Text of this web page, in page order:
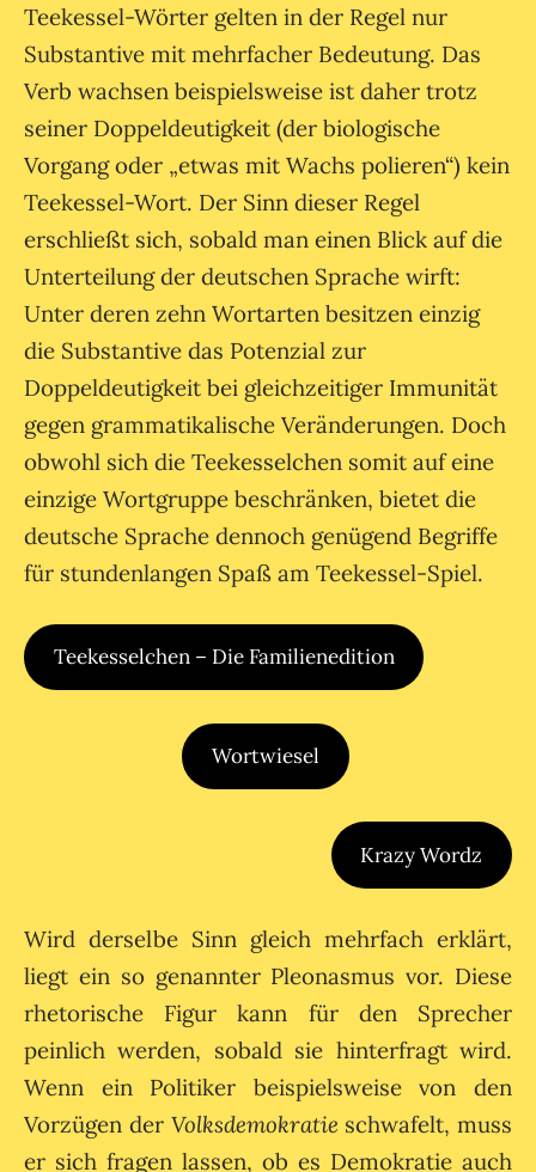
Teekessel-Wörter gelten in der Regel nur
Substantive mit mehrfacher Bedeutung. Das
Verb wachsen beispielsweise ist daher trotz
seiner Doppeldeutigkeit (der biologische
Vorgang oder „etwas mit Wachs polieren“) kein
Teekessel-Wort. Der Sinn dieser Regel
erschließt sich, sobald man einen Blick auf die
Unterteilung der deutschen Sprache wirft:
Unter deren zehn Wortarten besitzen einzig
die Substantive das Potenzial zur
Doppeldeutigkeit bei gleichzeitiger Immunität
gegen grammatikalische Veränderungen. Doch
obwohl sich die Teekesselchen somit auf eine
einzige Wortgruppe beschränken, bietet die
deutsche Sprache dennoch genügend Begriffe
für stundenlangen Spaß am Teekessel-Spiel.
Teekesselchen – Die Familienedition
Wortwiesel
Krazy Wordz
Wird derselbe Sinn gleich mehrfach erklärt,
liegt ein so genannter Pleonasmus vor. Diese
rhetorische Figur kann für den Sprecher
peinlich werden, sobald sie hinterfragt wird.
Wenn ein Politiker beispielsweise von den
Vorzügen der Volksdemokratie schwafelt, muss
er sich fragen lassen, ob es Demokratie auch